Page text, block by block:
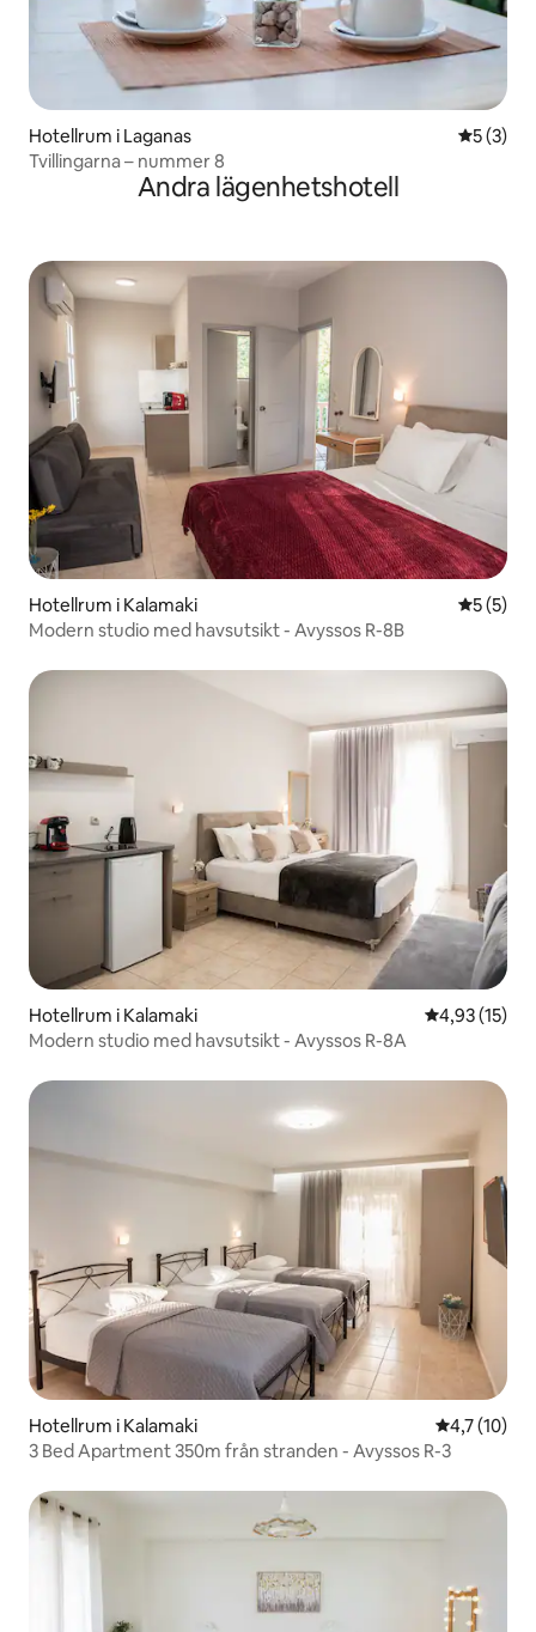
Hotellrum i Laganas 5 av 5 i
5 (3)
Tvillingarna – nummer 8
Andra lägenhetshotell
Hotellrum i Kalamaki 5 av 5 i
5 (5)
Modern studio med havsutsikt - Avyssos R-8B
Hotellrum i Kalamaki 4,93 av 5 i
4,93 (15)
Modern studio med havsutsikt - Avyssos R-8A
Hotellrum i Kalamaki 4,7 av 5 i
4,7 (10)
3 Bed Apartment 350m från stranden - Avyssos R-3